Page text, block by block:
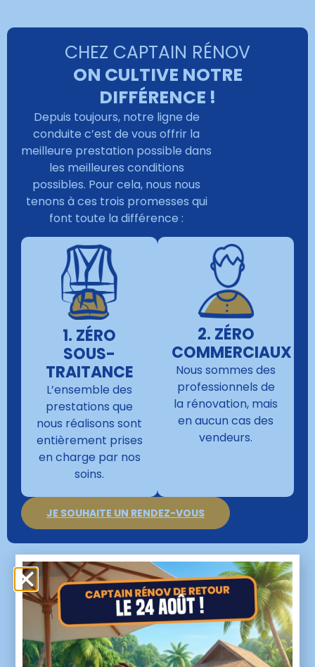
CHEZ CAPTAIN RÉNOV
ON CULTIVE NOTRE
DIFFÉRENCE !
Depuis toujours, notre ligne de
conduite c’est de vous offrir la
meilleure prestation possible dans
les meilleures conditions
possibles. Pour cela, nous nous
tenons à ces trois promesses qui
font toute la différence :
1. ZÉRO
SOUS-
TRAITANCE
L’ensemble des
prestations que
nous réalisons sont
entièrement prises
en charge par nos
soins.
2. ZÉRO
COMMERCIAUX
Nous sommes des
professionnels de
la rénovation, mais
en aucun cas des
vendeurs.
JE SOUHAITE UN RENDEZ-VOUS